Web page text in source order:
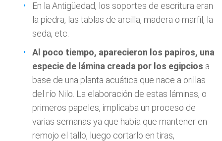
En la Antigüedad, los soportes de escritura eran
la piedra, las tablas de arcilla, madera o marfil, la
seda, etc.
Al poco tiempo, aparecieron los papiros, una
especie de lámina creada por los egipcios a
base de una planta acuática que nace a orillas
del río Nilo. La elaboración de estas láminas, o
primeros papeles, implicaba un proceso de
varias semanas ya que había que mantener en
remojo el tallo, luego cortarlo en tiras,